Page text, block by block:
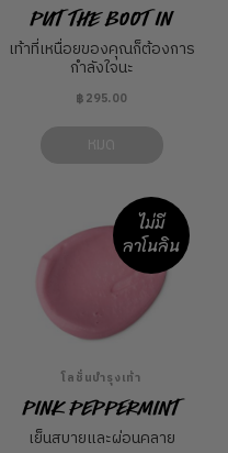
Put The Boot In
เท้าที่เหนื่อยของคุณก็ต้องการ
กำลังใจนะ
฿295.00
ไม่มี
ลาโนลิน
โลชั่นบำรุงเท้า
Pink Peppermint
เย็นสบายและผ่อนคลาย